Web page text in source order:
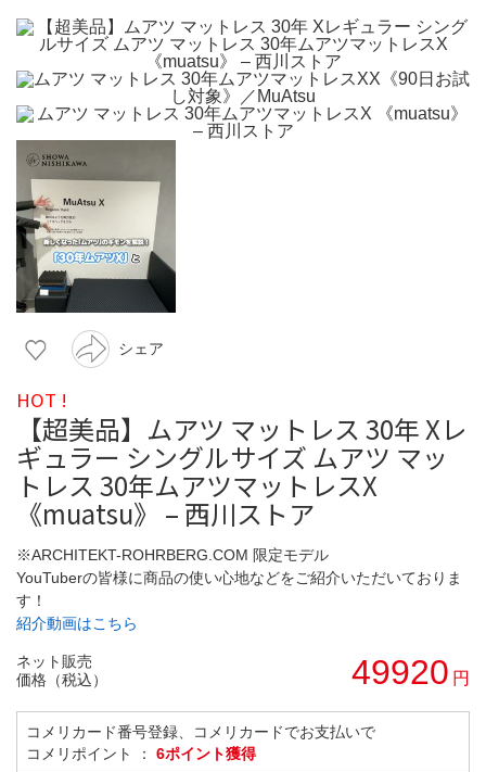
シェア
HOT !
【超美品】ムアツ マットレス 30年 Xレ
ギュラー シングルサイズ ムアツ マッ
トレス 30年ムアツマットレスX
《muatsu》 – 西川ストア
※ARCHITEKT-ROHRBERG.COM 限定モデル
YouTuberの皆様に商品の使い心地などをご紹介いただいておりま
す！
紹介動画はこちら
ネット販売
価格（税込）
49920 円
コメリカード番号登録、コメリカードでお支払いで
コメリポイント ： 6ポイント獲得